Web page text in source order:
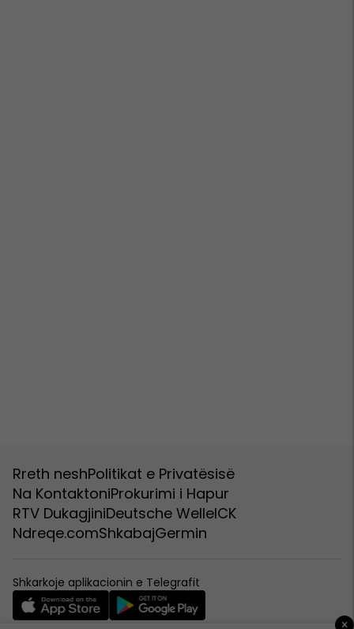
Rreth neshPolitikat e Privatësisë
Na KontaktoniProkurimi i Hapur
RTV DukagjiniDeutsche WelleICK
Ndreqe.comShkabajGermin
Shkarkoje aplikacionin e Telegrafit
×